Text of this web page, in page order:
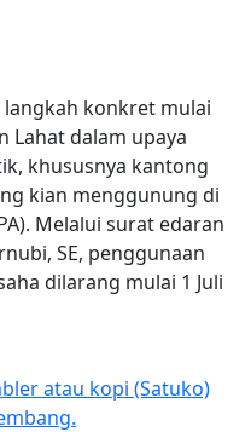
langkah konkret mulai
Lahat dalam upaya
khususnya kantong
kian menggunung di
Melalui surat edaran
SE, penggunaan
dilarang mulai 1 Juli